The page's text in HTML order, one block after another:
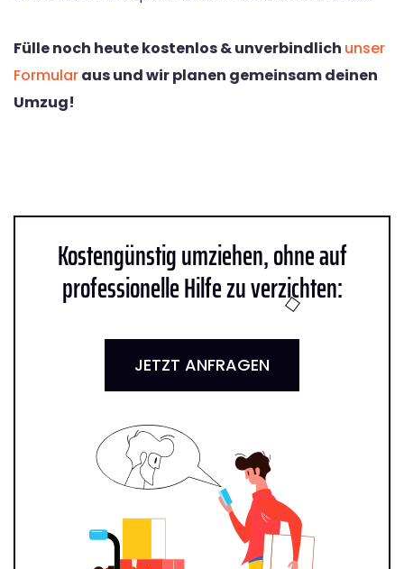
Fülle noch heute kostenlos & unverbindlich unser
Formularaus und wir planen gemeinsam deinen
Umzug!
Kostengünstig umziehen, ohne auf
professionelle Hilfe zu verzichten:
JETZT ANFRAGEN